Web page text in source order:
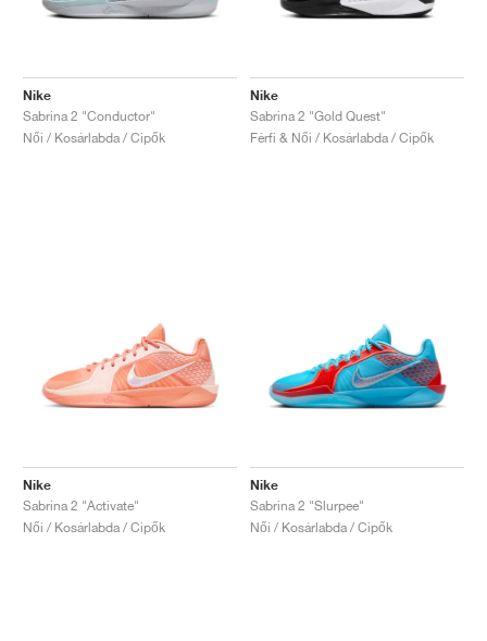
Nike
Sabrina 2 "Conductor"
Női / Kosárlabda / Cipők
Nike
Sabrina 2 "Gold Quest"
Férfi & Női / Kosárlabda / Cipők
Nike
Sabrina 2 "Activate"
Női / Kosárlabda / Cipők
Nike
Sabrina 2 "Slurpee"
Női / Kosárlabda / Cipők